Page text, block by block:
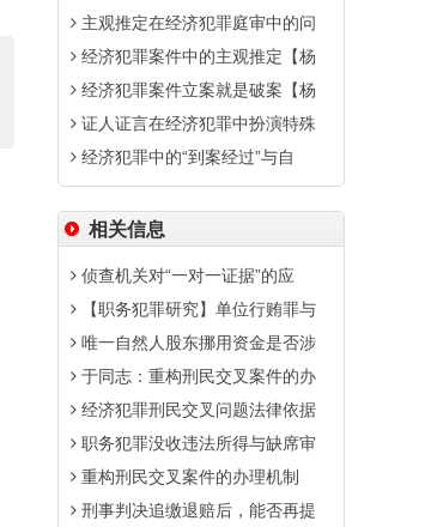
主观推定在经济犯罪庭审中的问
经济犯罪案件中的主观推定【杨
经济犯罪案件立案就是破案【杨
证人证言在经济犯罪中扮演特殊
经济犯罪中的“到案经过”与自
相关信息
侦查机关对“一对一证据”的应
【职务犯罪研究】单位行贿罪与
唯一自然人股东挪用资金是否涉
于同志：重构刑民交叉案件的办
经济犯罪刑民交叉问题法律依据
职务犯罪没收违法所得与缺席审
重构刑民交叉案件的办理机制
刑事判决追缴退赔后，能否再提